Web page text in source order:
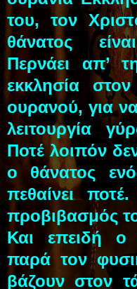
του, τον
θάνατος
Περνάει απ’
εκκλησία
ουρανού, για
λειτουργία
Ποτέ λοιπόν
ο θάνατος
πεθαίνει
προβιβασμός
Και επειδή ο
παρά τον
βάζουν στον